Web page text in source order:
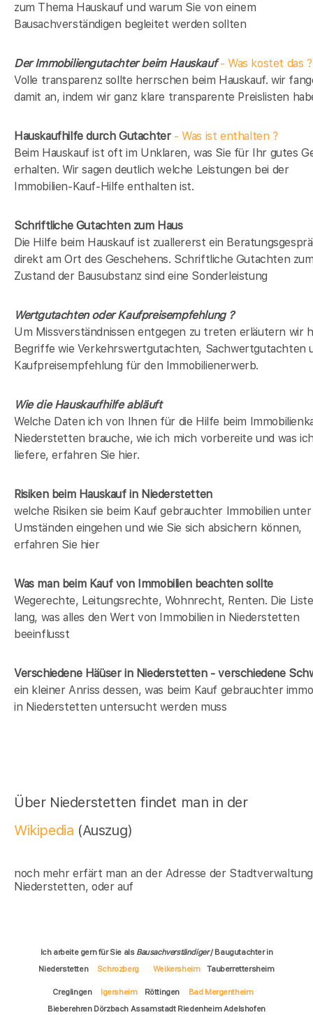
zum Thema Hauskauf und warum Sie von einem
Bausachverständigen begleitet werden sollten
Der Immobiliengutachter beim Hauskauf- Was kostet das ?
Volle transparenz sollte herrschen beim Hauskauf. wir
damit an, indem wir ganz klare transparente Preislisten
Hauskaufhilfe durch Gutachter- Was ist enthalten ?
Beim Hauskauf ist oft im Unklaren, was Sie für Ihr gutes
erhalten. Wir sagen deutlich welche Leistungen bei der
Immobilien-Kauf-Hilfe enthalten ist.
Schriftliche Gutachten zum Haus
Die Hilfe beim Hauskauf ist zuallererst ein
direkt am Ort des Geschehens. Schriftliche Gutachten
Zustand der Bausubstanz sind eine Sonderleistung
Wertgutachten oder Kaufpreisempfehlung ?
Um Missverständnissen entgegen zu treten erläutern wir
Begriffe wie Verkehrswertgutachten, Sachwertgutachten
Kaufpreisempfehlung für den Immobilienerwerb.
Wie die Hauskaufhilfe abläuft
Welche Daten ich von Ihnen für die Hilfe beim
Niederstetten brauche, wie ich mich vorbereite und was
liefere, erfahren Sie hier.
Risiken beim Hauskaufin Niederstetten
welche Risiken sie beim Kauf gebrauchter Immobilien unter
Umständen eingehen und wie Sie sich absichern können,
erfahren Sie hier
Was man beim Kauf von Immobilien beachten sollte
Wegerechte, Leitungsrechte, Wohnrecht, Renten. Die
lang, was alles den Wert von Immobilien in Niederstetten
beeinflusst
Verschiedene Häüser in Niederstetten - verschiedene
ein kleiner Anriss dessen, was beim Kauf gebrauchter
in Niederstetten untersucht werden muss
Über Niederstetten findet man in der
Wikipedia (Auszug)
noch mehr erfärt man an der Adresse der
Niederstetten, oder auf
Ich arbeite gern für Sie als Bausachverständiger/ Baugutachter in
Niederstetten
Schrozberg Weikersheim Tauberrettersheim
Creglingen Igersheim Röttingen
Bad Mergentheim
Bieberehren Dörzbach Assamstadt Riedenheim Adelshofen